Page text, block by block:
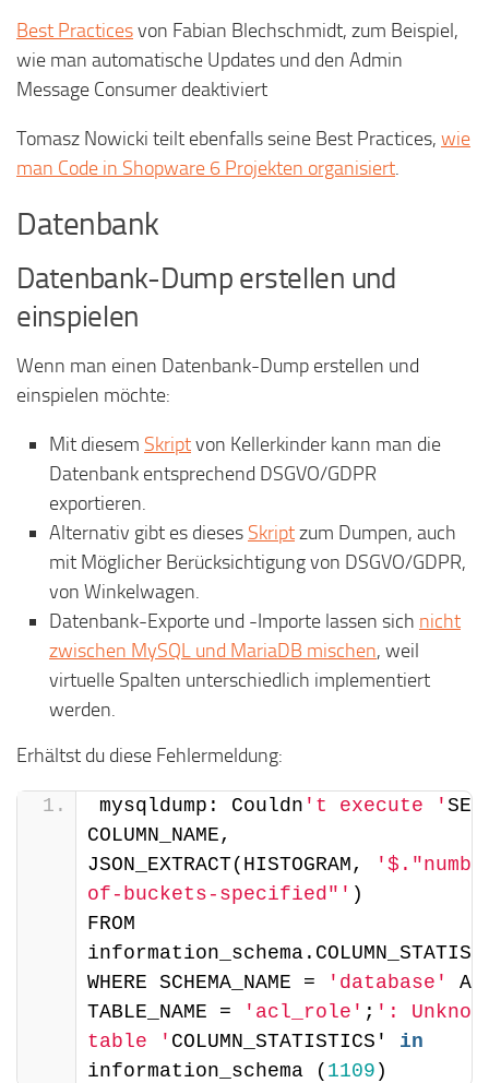
Best Practicesvon Fabian Blechschmidt, zum Beispiel,
wie man automatische Updates und den Admin
Message Consumer deaktiviert
Tomasz Nowicki teilt ebenfalls seine Best Practices, wie
man Code in Shopware 6 Projekten organisiert.
Datenbank
Datenbank-Dump erstellen und
einspielen
Wenn man einen Datenbank-Dump erstellen und
einspielen möchte:
Mit diesem Skriptvon Kellerkinder kann man die
Datenbank entsprechend DSGVO/GDPR
exportieren.
Alternativ gibt es dieses Skriptzum Dumpen, auch
mit Möglicher Berücksichtigung von DSGVO/GDPR,
von Winkelwagen.
Datenbank-Exporte und -Importe lassen sich nicht
zwischen MySQL und MariaDB mischen, weil
virtuelle Spalten unterschiedlich implementiert
werden.
Erhältst du diese Fehlermeldung:
mysqldump: Couldn 't execute '
COLUMN_NAME,
JSON_EXTRACT(HISTOGRAM,
of-buckets-specified"' )
FROM
WHERE SCHEMA_NAME =
'database'
TABLE_NAME =
'acl_role' ; ':
table ' COLUMN_STATISTICS' in
information_schema ( 1109 )